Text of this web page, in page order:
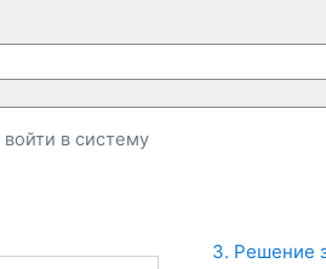
войти в систему
3. Решение